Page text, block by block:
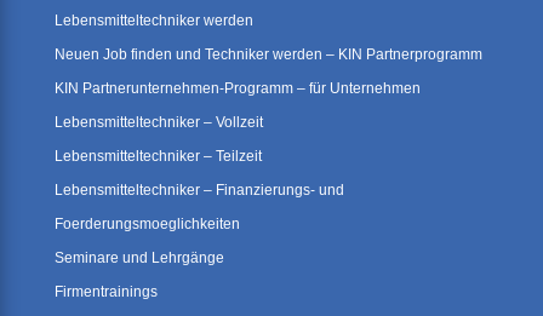
Lebensmitteltechniker werden
Neuen Job finden und Techniker werden – KIN Partnerprogramm
KIN Partnerunternehmen-Programm – für Unternehmen
Lebensmitteltechniker – Vollzeit
Lebensmitteltechniker – Teilzeit
Lebensmitteltechniker – Finanzierungs- und
Foerderungsmoeglichkeiten
Seminare und Lehrgänge
Firmentrainings